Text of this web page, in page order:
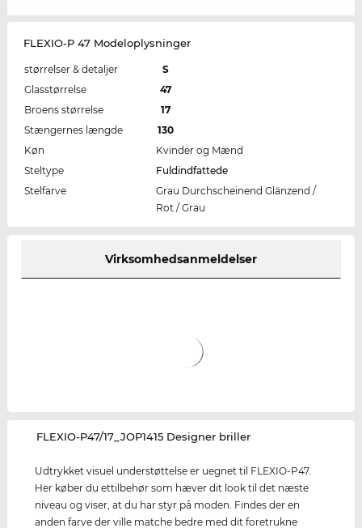
FLEXIO-P 47 Modeloplysninger
størrelser & detaljer
S
Glasstørrelse
47
Broens størrelse
17
Stængernes længde
130
Køn
Kvinder og Mænd
Steltype
Fuldindfattede
Stelfarve
Grau Durchscheinend Glänzend /
Rot / Grau
Virksomhedsanmeldelser
‌FLEXIO-P47/17_JOP1415 Designer briller
Udtrykket visuel understøttelse er uegnet til FLEXIO-P47.
Her køber du ettilbehør som hæver dit look til det næste
niveau og viser, at du har styr på moden. Findes der en
anden farve der ville matche bedre med dit foretrukne